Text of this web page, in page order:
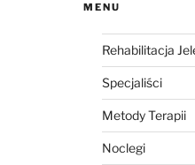
MENU
Rehabilitacja
Specjaliści
Metody Terapii
Noclegi